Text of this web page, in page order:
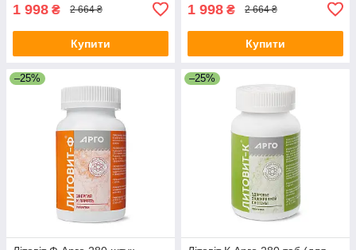
1 998 ₴ 2 664 ₴
Купити
1 998 ₴ 2 664 ₴
Купити
–25% –25%